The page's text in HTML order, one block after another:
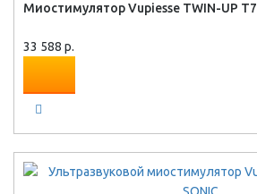
Миостимулятор Vupiesse TWIN-UP T7
33 588 р.